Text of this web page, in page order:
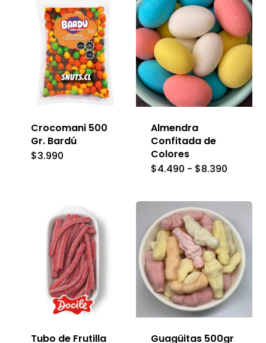
Crocomani 500
Gr. Bardú
$3.990
Almendra
Confitada de
Colores
$4.490 - $8.390Rango
$4.490
hasta
$8.390
Tubo de Frutilla Guagüitas 500gr